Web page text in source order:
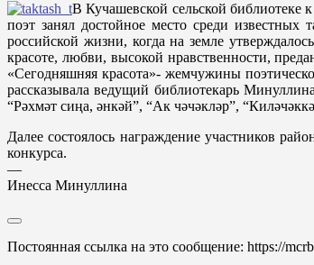
В Кучашевской сельской библиотеке
поэт занял достойное место среди
российской жизни, когда на земле
красоте, любви, высокой нравственности,
«Сегодняшняя красота»- жемчужины
рассказывала ведущий библиотекарь
“Рәхмәт сиңа, әнкәй”, “Ак чәчәкләр”,
Далее состоялось награждение участников
конкурса.
—
Инесса Минуллина
Постоянная ссылка на это сообщение: https://